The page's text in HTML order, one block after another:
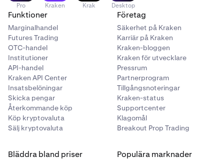
Pro Kraken Krak Desktop
Funktioner
Marginalhandel
Futures Trading
OTC-handel
Institutioner
API-handel
Kraken API Center
Insatsbelöningar
Skicka pengar
Återkommande köp
Köp kryptovaluta
Sälj kryptovaluta
Företag
Säkerhet på Kraken
Karriär på Kraken
Kraken-bloggen
Kraken för utvecklare
Pressrum
Partnerprogram
Tillgångsnoteringar
Kraken-status
Supportcenter
Klagomål
Breakout Prop Trading
Bläddra bland priser Populära marknader